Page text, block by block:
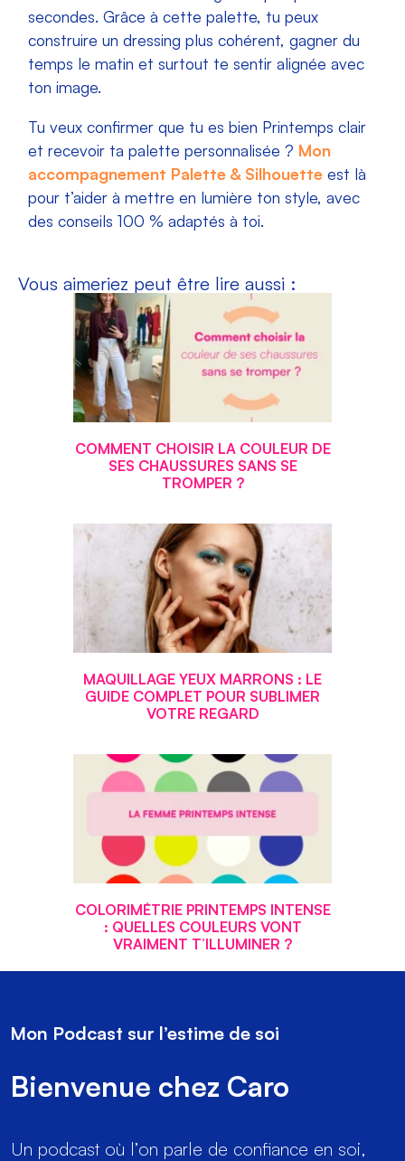
secondes. Grâce à cette palette, tu peux
construire un dressing plus cohérent, gagner du
temps le matin et surtout te sentir alignée avec
ton image.
Tu veux confirmer que tu es bien Printemps clair
et recevoir ta palette personnalisée ? Mon
accompagnement Palette & Silhouette est là
pour t’aider à mettre en lumière ton style, avec
des conseils 100 % adaptés à toi.
Vous aimeriez peut être lire aussi :
COMMENT CHOISIR LA COULEUR DE
SES CHAUSSURES SANS SE
TROMPER ?
MAQUILLAGE YEUX MARRONS : LE
GUIDE COMPLET POUR SUBLIMER
VOTRE REGARD
COLORIMÉTRIE PRINTEMPS INTENSE
: QUELLES COULEURS VONT
VRAIMENT T’ILLUMINER ?
Mon Podcast sur l’estime de soi
Bienvenue chez Caro
Un podcast où l’on parle de confiance en soi,